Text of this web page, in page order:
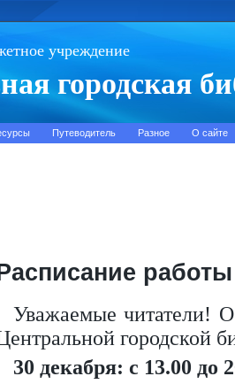
учреждение
городская
Путеводитель Разное О сайте
Уважаемые читатели!
городской
30 декабря: с 13.00 до